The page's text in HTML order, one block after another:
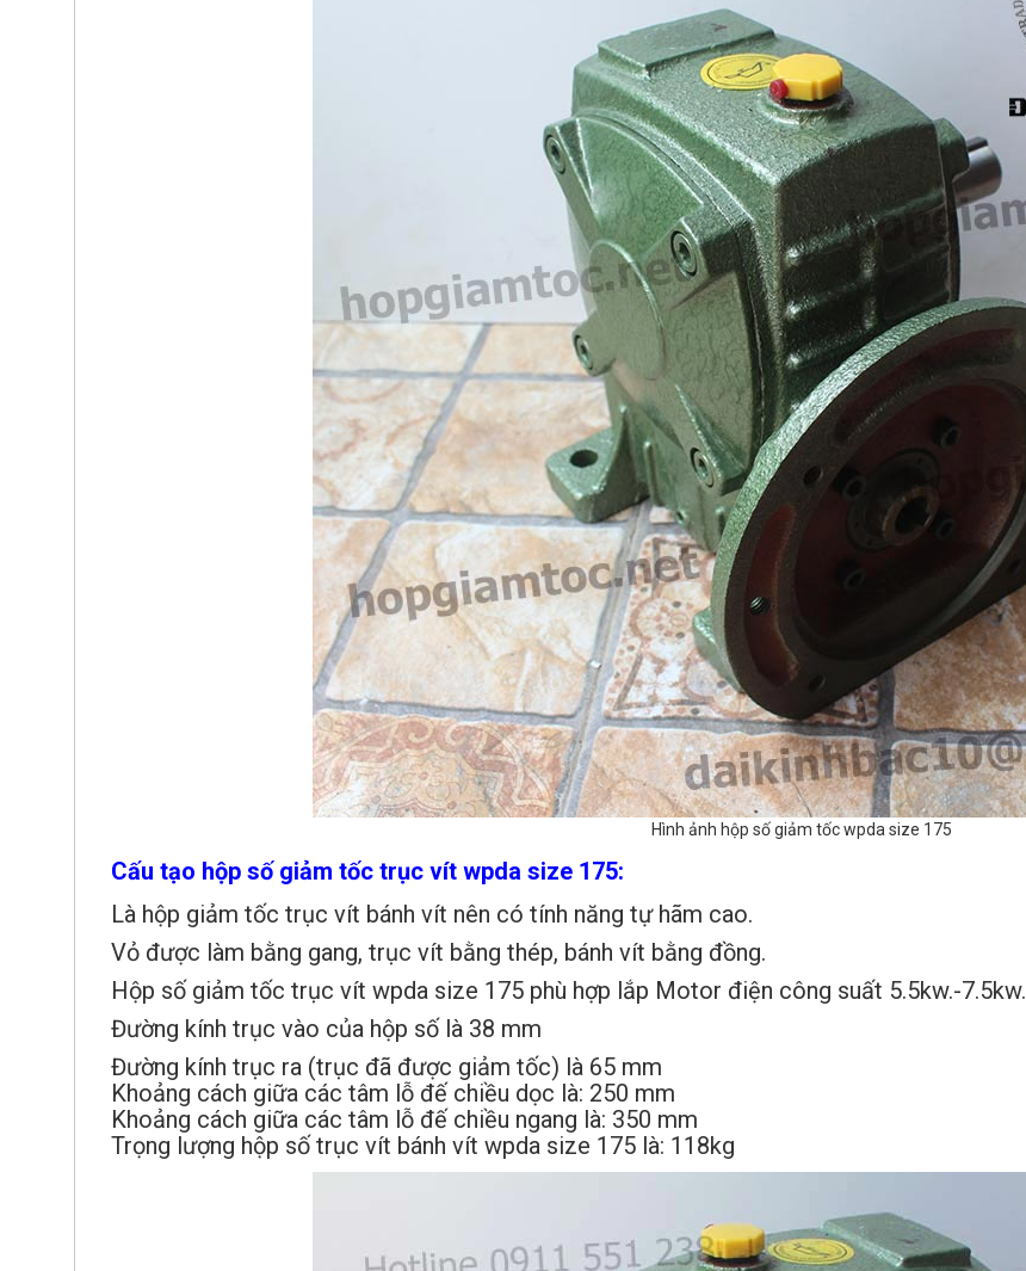
Hình ảnh hộp số giảm tốc wpda size 175
Cấu tạo hộp số giảm tốc trục vít wpda size 175:
Là hộp giảm tốc trục vít bánh vít nên có tính năng tự hãm cao.
Vỏ được làm bằng gang, trục vít bằng thép, bánh vít bằng đồng.
Hộp số giảm tốc trục vít wpda size 175 phù hợp lắp Motor điện công suất 5.5kw.-7.5kw.
Đường kính trục vào của hộp số là 38 mm
Đường kính trục ra (trục đã được giảm tốc) là 65 mm
Khoảng cách giữa các tâm lỗ đế chiều dọc là: 250 mm
Khoảng cách giữa các tâm lỗ đế chiều ngang là: 350 mm
Trọng lượng hộp số trục vít bánh vít wpda size 175 là: 118kg